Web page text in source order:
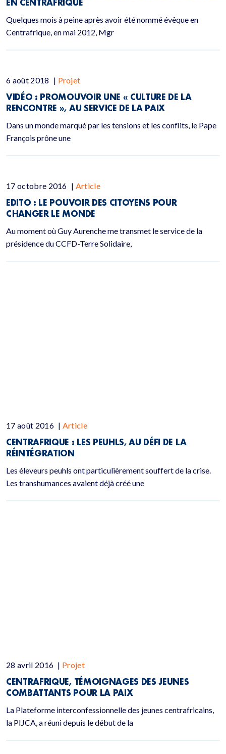
EN CENTRAFRIQUE
Quelques mois à peine après avoir été nommé évêque en
Centrafrique, en mai 2012, Mgr
6 août 2018 | Projet
VIDÉO : PROMOUVOIR UNE « CULTURE DE LA
RENCONTRE », AU SERVICE DE LA PAIX
Dans un monde marqué par les tensions et les conflits, le Pape
François prône une
17 octobre 2016 | Article
EDITO : LE POUVOIR DES CITOYENS POUR
CHANGER LE MONDE
Au moment où Guy Aurenche me transmet le service de la
présidence du CCFD-Terre Solidaire,
17 août 2016 | Article
CENTRAFRIQUE : LES PEUHLS, AU DÉFI DE LA
RÉINTÉGRATION
Les éleveurs peuhls ont particulièrement souffert de la crise.
Les transhumances avaient déjà créé une
28 avril 2016 | Projet
CENTRAFRIQUE, TÉMOIGNAGES DES JEUNES
COMBATTANTS POUR LA PAIX
La Plateforme interconfessionnelle des jeunes centrafricains,
la PIJCA, a réuni depuis le début de la